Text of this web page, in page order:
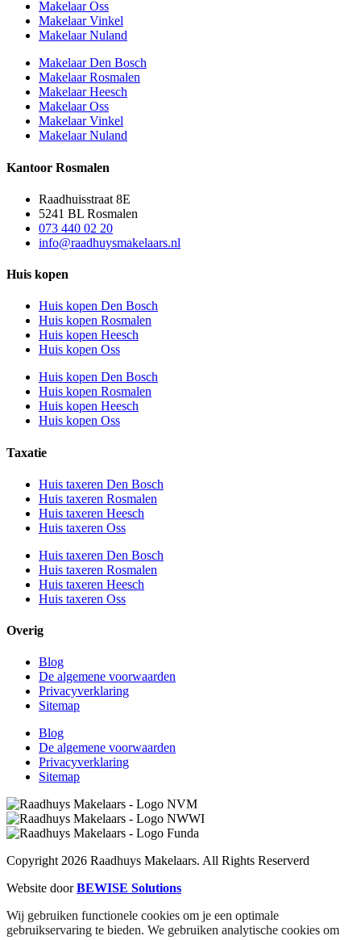
Makelaar Oss
Makelaar Vinkel
Makelaar Nuland
Makelaar Den Bosch
Makelaar Rosmalen
Makelaar Heesch
Makelaar Oss
Makelaar Vinkel
Makelaar Nuland
Kantoor Rosmalen
Raadhuisstraat 8E
5241 BL Rosmalen
073 440 02 20
info@raadhuysmakelaars.nl
Huis kopen
Huis kopen Den Bosch
Huis kopen Rosmalen
Huis kopen Heesch
Huis kopen Oss
Huis kopen Den Bosch
Huis kopen Rosmalen
Huis kopen Heesch
Huis kopen Oss
Taxatie
Huis taxeren Den Bosch
Huis taxeren Rosmalen
Huis taxeren Heesch
Huis taxeren Oss
Huis taxeren Den Bosch
Huis taxeren Rosmalen
Huis taxeren Heesch
Huis taxeren Oss
Overig
Blog
De algemene voorwaarden
Privacyverklaring
Sitemap
Blog
De algemene voorwaarden
Privacyverklaring
Sitemap
Copyright 2026 Raadhuys Makelaars. All Rights Reserverd
Website doorBEWISE Solutions
Wij gebruiken functionele cookies om je een optimale
gebruikservaring te bieden. We gebruiken analytische cookies om